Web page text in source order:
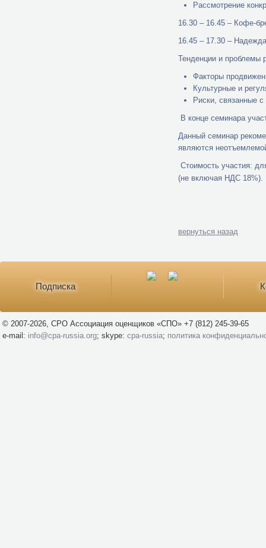
Рассмотрение
16.30 – 16.45 – Кофе-
16.45 – 17.30 –
Тенденции и проблемы
Факторы
Культурные и
Риски, связанные
В конце семинара
Данный семинар
являются
Стоимость участия:
(не включая НДС 18%).
вернуться назад
Подписка
© 2007-2026, СРО Ассоциация оценщиков «СПО» +7 (812) 245-39-65
e-mail: info@cpa-russia.org; skype: cpa-russia; политика